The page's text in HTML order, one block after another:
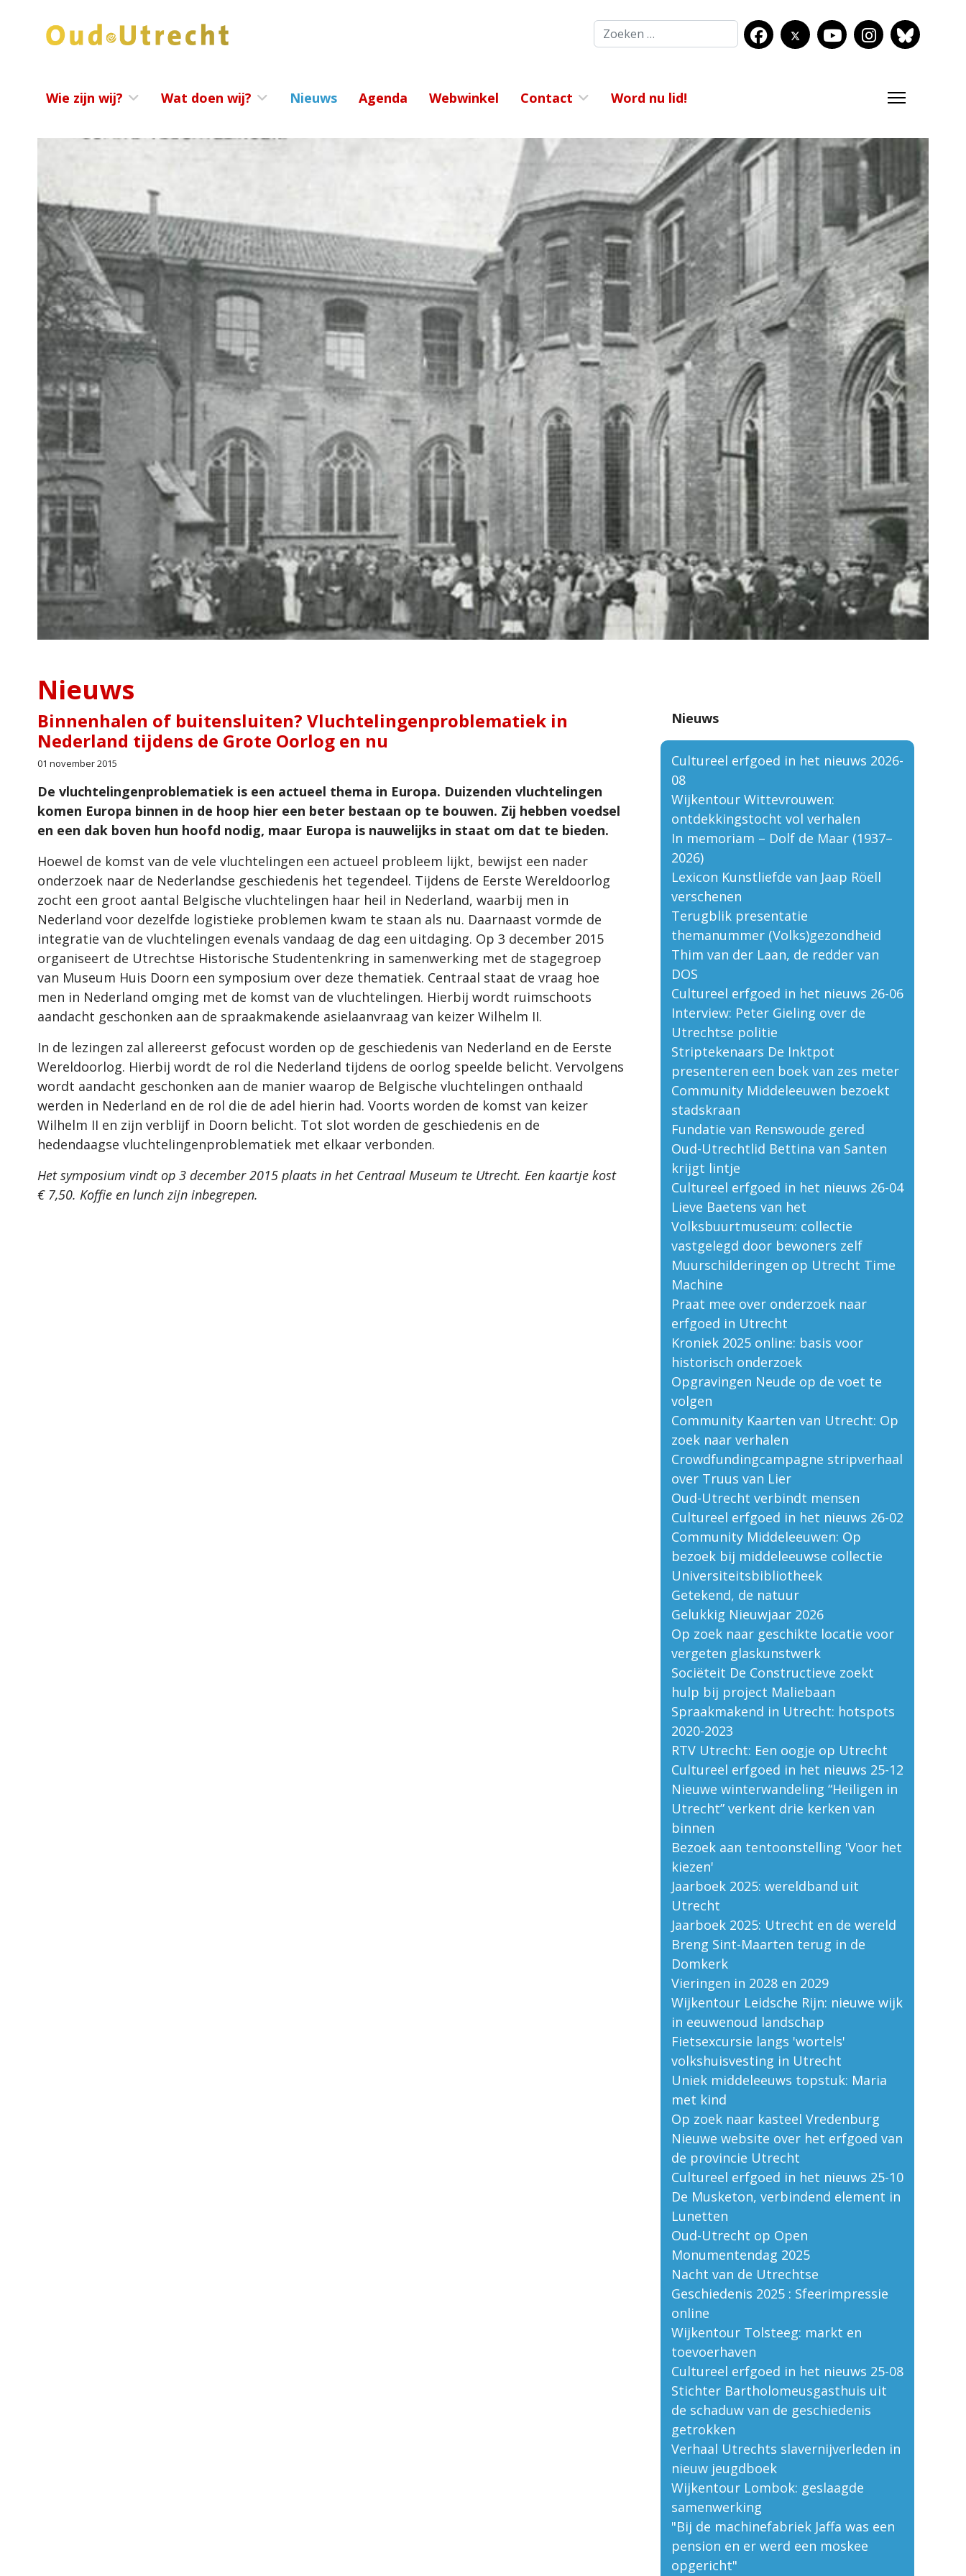
Zoeken
Wie zijn wij? Wat doen wij? Nieuws Agenda Webwinkel Contact Word nu lid!
Nieuws
Binnenhalen of buitensluiten? Vluchtelingenproblematiek in
Nederland tijdens de Grote Oorlog en nu
01 november 2015
De vluchtelingenproblematiek is een actueel thema in Europa. Duizenden vluchtelingen
komen Europa binnen in de hoop hier een beter bestaan op te bouwen. Zij hebben voedsel
en een dak boven hun hoofd nodig, maar Europa is nauwelijks in staat om dat te bieden.
Hoewel de komst van de vele vluchtelingen een actueel probleem lijkt, bewijst een nader
onderzoek naar de Nederlandse geschiedenis het tegendeel. Tijdens de Eerste Wereldoorlog
zocht een groot aantal Belgische vluchtelingen haar heil in Nederland, waarbij men in
Nederland voor dezelfde logistieke problemen kwam te staan als nu. Daarnaast vormde de
integratie van de vluchtelingen evenals vandaag de dag een uitdaging. Op 3 december 2015
organiseert de Utrechtse Historische Studentenkring in samenwerking met de stagegroep
van Museum Huis Doorn een symposium over deze thematiek. Centraal staat de vraag hoe
men in Nederland omging met de komst van de vluchtelingen. Hierbij wordt ruimschoots
aandacht geschonken aan de spraakmakende asielaanvraag van keizer Wilhelm II.
In de lezingen zal allereerst gefocust worden op de geschiedenis van Nederland en de Eerste
Wereldoorlog. Hierbij wordt de rol die Nederland tijdens de oorlog speelde belicht. Vervolgens
wordt aandacht geschonken aan de manier waarop de Belgische vluchtelingen onthaald
werden in Nederland en de rol die de adel hierin had. Voorts worden de komst van keizer
Wilhelm II en zijn verblijf in Doorn belicht. Tot slot worden de geschiedenis en de
hedendaagse vluchtelingenproblematiek met elkaar verbonden.
Het symposium vindt op 3 december 2015 plaats in het Centraal Museum te Utrecht. Een kaartje kost
€ 7,50. Koffie en lunch zijn inbegrepen.
Nieuws
Cultureel erfgoed in het nieuws 2026-
08
Wijkentour Wittevrouwen:
ontdekkingstocht vol verhalen
In memoriam – Dolf de Maar (1937–
2026)
Lexicon Kunstliefde van Jaap Röell
verschenen
Terugblik presentatie
themanummer (Volks)gezondheid
Thim van der Laan, de redder van
DOS
Cultureel erfgoed in het nieuws 26-06
Interview: Peter Gieling over de
Utrechtse politie
Striptekenaars De Inktpot
presenteren een boek van zes meter
Community Middeleeuwen bezoekt
stadskraan
Fundatie van Renswoude gered
Oud-Utrechtlid Bettina van Santen
krijgt lintje
Cultureel erfgoed in het nieuws 26-04
Lieve Baetens van het
Volksbuurtmuseum: collectie
vastgelegd door bewoners zelf
Muurschilderingen op Utrecht Time
Machine
Praat mee over onderzoek naar
erfgoed in Utrecht
Kroniek 2025 online: basis voor
historisch onderzoek
Opgravingen Neude op de voet te
volgen
Community Kaarten van Utrecht: Op
zoek naar verhalen
Crowdfundingcampagne stripverhaal
over Truus van Lier
Oud-Utrecht verbindt mensen
Cultureel erfgoed in het nieuws 26-02
Community Middeleeuwen: Op
bezoek bij middeleeuwse collectie
Universiteitsbibliotheek
Getekend, de natuur
Gelukkig Nieuwjaar 2026
Op zoek naar geschikte locatie voor
vergeten glaskunstwerk
Sociëteit De Constructieve zoekt
hulp bij project Maliebaan
Spraakmakend in Utrecht: hotspots
2020-2023
RTV Utrecht: Een oogje op Utrecht
Cultureel erfgoed in het nieuws 25-12
Nieuwe winterwandeling “Heiligen in
Utrecht” verkent drie kerken van
binnen
Bezoek aan tentoonstelling 'Voor het
kiezen'
Jaarboek 2025: wereldband uit
Utrecht
Jaarboek 2025: Utrecht en de wereld
Breng Sint-Maarten terug in de
Domkerk
Vieringen in 2028 en 2029
Wijkentour Leidsche Rijn: nieuwe wijk
in eeuwenoud landschap
Fietsexcursie langs 'wortels'
volkshuisvesting in Utrecht
Uniek middeleeuws topstuk: Maria
met kind
Op zoek naar kasteel Vredenburg
Nieuwe website over het erfgoed van
de provincie Utrecht
Cultureel erfgoed in het nieuws 25-10
De Musketon, verbindend element in
Lunetten
Oud-Utrecht op Open
Monumentendag 2025
Nacht van de Utrechtse
Geschiedenis 2025 : Sfeerimpressie
online
Wijkentour Tolsteeg: markt en
toevoerhaven
Cultureel erfgoed in het nieuws 25-08
Stichter Bartholomeusgasthuis uit
de schaduw van de geschiedenis
getrokken
Verhaal Utrechts slavernijverleden in
nieuw jeugdboek
Wijkentour Lombok: geslaagde
samenwerking
"Bij de machinefabriek Jaffa was een
pension en er werd een moskee
opgericht"